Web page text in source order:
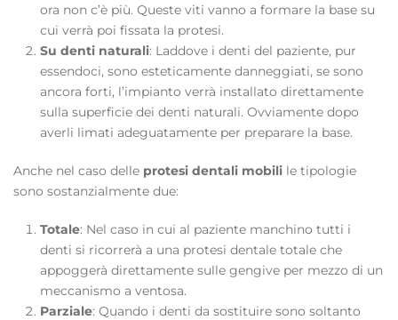
ora non c’è più. Queste viti vanno a formare la base su
cui verrà poi fissata la protesi.
Su denti naturali: Laddove i denti del paziente, pur
essendoci, sono esteticamente danneggiati, se sono
ancora forti, l’impianto verrà installato direttamente
sulla superficie dei denti naturali. Ovviamente dopo
averli limati adeguatamente per preparare la base.
Anche nel caso delle protesi dentali mobili le tipologie
sono sostanzialmente due:
Totale: Nel caso in cui al paziente manchino tutti i
denti si ricorrerà a una protesi dentale totale che
appoggerà direttamente sulle gengive per mezzo di un
meccanismo a ventosa.
Parziale: Quando i denti da sostituire sono soltanto